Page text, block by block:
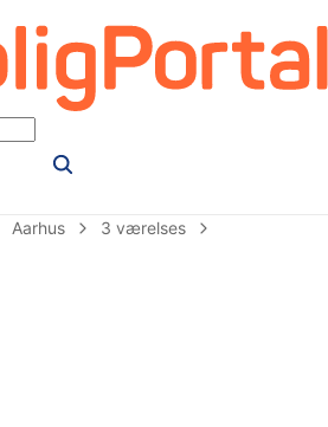
Aarhus
3 værelses